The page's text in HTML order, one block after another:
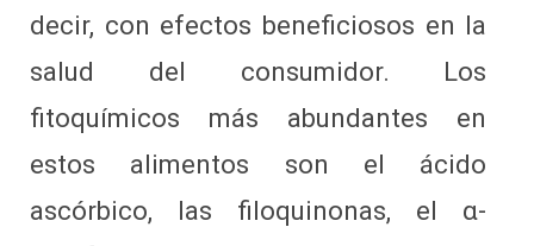
decir, con efectos beneficiosos en la
salud del consumidor. Los
fitoquímicos más abundantes en
estos alimentos son el ácido
ascórbico, las filoquinonas, el α-